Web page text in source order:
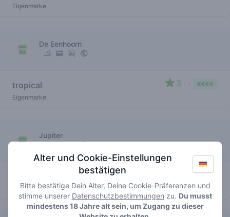
Eigenmarke
De Eenhoorn
tropical
Eigenmarke
3 €€€€
Jupiter
Eigenmarke
€€€€
Alter und Cookie-Einstellungen
bestätigen
Bitte bestätige Dein Alter, Deine Cookie-Präferenzen und
stimme unserer Datenschutzbestimmungen zu. Du musst
mindestens 18 Jahre alt sein, um Zugang zu dieser